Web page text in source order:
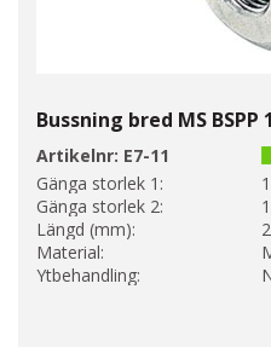
Bussning bred MS BSPP
Artikelnr: E7-11
Gänga storlek 1:
Gänga storlek 2:
Längd (mm):
Material:
Ytbehandling: